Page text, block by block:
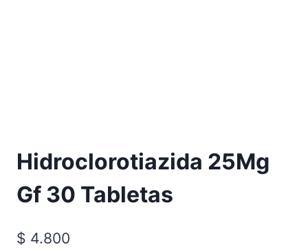
Hidroclorotiazida 25Mg
Gf 30 Tabletas
$ 4.800